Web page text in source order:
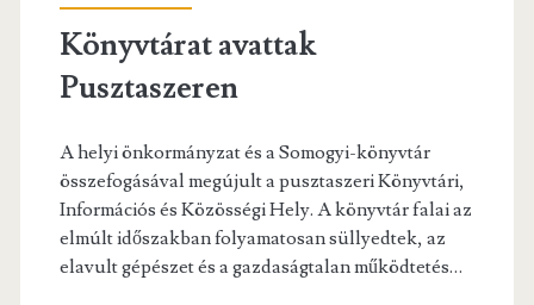
Könyvtárat avattak
Pusztaszeren
A helyi önkormányzat és a Somogyi-könyvtár
összefogásával megújult a pusztaszeri Könyvtári,
Információs és Közösségi Hely. A könyvtár falai az
elmúlt időszakban folyamatosan süllyedtek, az
elavult gépészet és a gazdaságtalan működtetés…